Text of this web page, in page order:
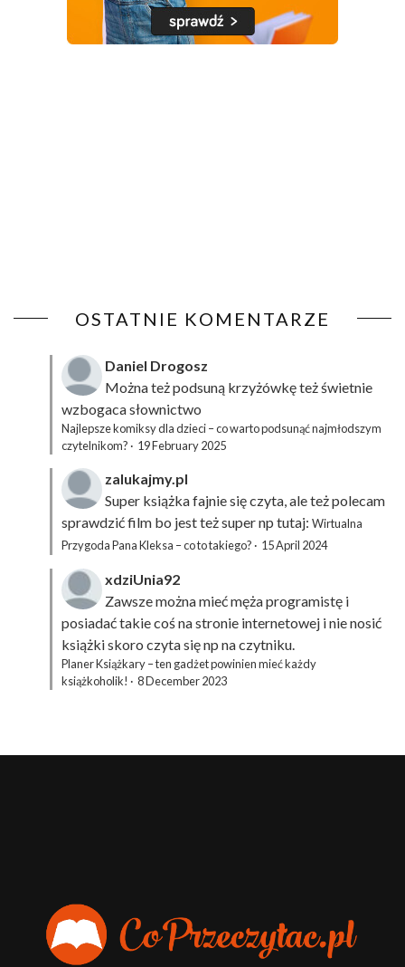
OSTATNIE KOMENTARZE
Daniel Drogosz
Można też podsuną krzyżówkęteż świetnie
wzbogaca słownictwo
Najlepsze komiksy dla dzieci – co warto podsunąć najmłodszym
czytelnikom? · 19 February 2025
zalukajmy.pl
Super książka fajnie się czyta, ale też polecam
sprawdzić film bo jest też super np tutaj: Wirtualna
Przygoda Pana Kleksa – co to takiego? · 15 April 2024
xdziUnia92
Zawsze można mieć męża programistę i
posiadać takie coś na stronie internetowej i nie nosić
książki skoro czyta się np na czytniku.
Planer Książkary – ten gadżet powinien mieć każdy
książkoholik! · 8 December 2023